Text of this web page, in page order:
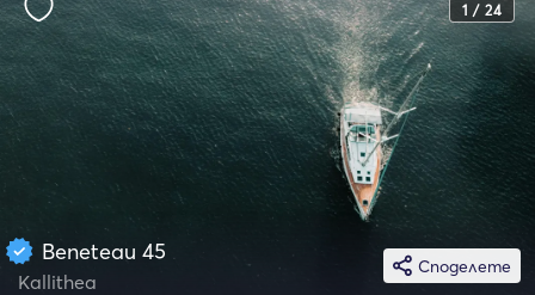
1 / 24
Споделете
Beneteau 45
Kallithea